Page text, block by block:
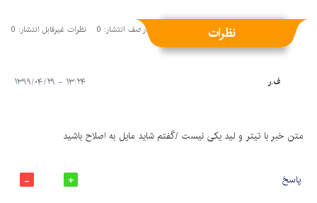
نظرات
نظرات منتشر شده: 1 نظرات در صف انتشار: 0 نظرات غیرقابل انتشار: 0
ف.ر ۱۳:۲۴ - ۱۳۹۹/۰۴/۲۹
متن خبر با تیتر و لید یکی نیست /گفتم شاید مایل به اصلاح باشید
پاسخ